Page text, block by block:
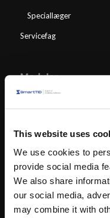
This website uses
We use cookies to
provide social media
We also share
our social media,
may combine it with
Speciallæger
Servicefag
Moduler
SmartTID Team
Time Sheet
Hvad vi tilbyder